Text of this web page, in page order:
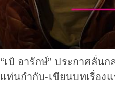
เป้ อารักษ์” ประกาศลั่
ท่นกำกับ-เขียนบทเรื่อง